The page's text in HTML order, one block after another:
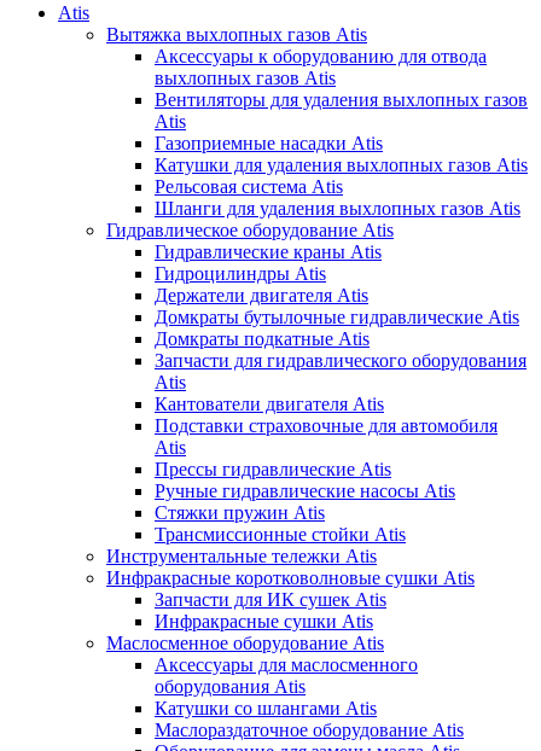
Atis
Вытяжка выхлопных газов Atis
Аксессуары к оборудованию для отвода
выхлопных газов Atis
Вентиляторы для удаления выхлопных газов
Atis
Газоприемные насадки Atis
Катушки для удаления выхлопных газов Atis
Рельсовая система Atis
Шланги для удаления выхлопных газов Atis
Гидравлическое оборудование Atis
Гидравлические краны Atis
Гидроцилиндры Atis
Держатели двигателя Atis
Домкраты бутылочные гидравлические Atis
Домкраты подкатные Atis
Запчасти для гидравлического оборудования
Atis
Кантователи двигателя Atis
Подставки страховочные для автомобиля
Atis
Прессы гидравлические Atis
Ручные гидравлические насосы Atis
Стяжки пружин Atis
Трансмиссионные стойки Atis
Инструментальные тележки Atis
Инфракрасные коротковолновые сушки Atis
Запчасти для ИК сушек Atis
Инфракрасные сушки Atis
Маслосменное оборудование Atis
Аксессуары для маслосменного
оборудования Atis
Катушки со шлангами Atis
Маслораздаточное оборудование Atis